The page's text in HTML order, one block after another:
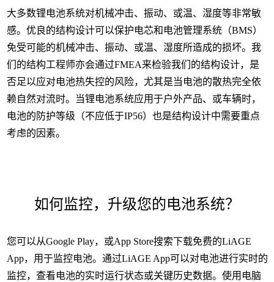
大多数锂电池系统对机械冲击、振动、或温、湿度等非常敏
感。优良的结构设计可以保护电芯和电池管理系统（BMS）
免受可能的机械冲击、振动、或温、湿度所造成的损坏。我
们的结构工程师亦会通过FMEA来检验我们的结构设计，是
否足以应对电池热失控的风险，尤其是当电池的散热完全依
赖自然对流时。当锂电池系统应用于户外产品、或车辆时，
电池的防护等级（不应低于IP56）也是结构设计中需要重点
考虑的因素。
如何监控，升级您的电池系统？
您可以从Google Play，或App Store搜索下载免费的LiAGE
App，用于监控电池。通过LiAGE App可以对电池进行实时的
监控，查看电池的实时运行状态或关键历史数据。使用电脑